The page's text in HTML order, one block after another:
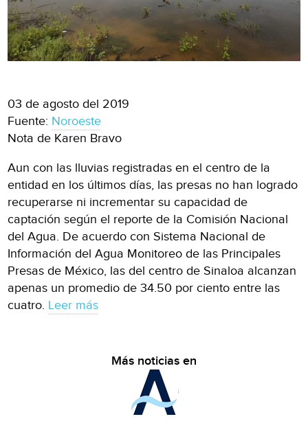
03 de agosto del 2019
Fuente: Noroeste
Nota de Karen Bravo
Aun con las lluvias registradas en el centro de la
entidad en los últimos días, las presas no han logrado
recuperarse ni incrementar su capacidad de
captación según el reporte de la Comisión Nacional
del Agua. De acuerdo con Sistema Nacional de
Información del Agua Monitoreo de las Principales
Presas de México, las del centro de Sinaloa alcanzan
apenas un promedio de 34.50 por ciento entre las
cuatro. Leer más
Más noticias en